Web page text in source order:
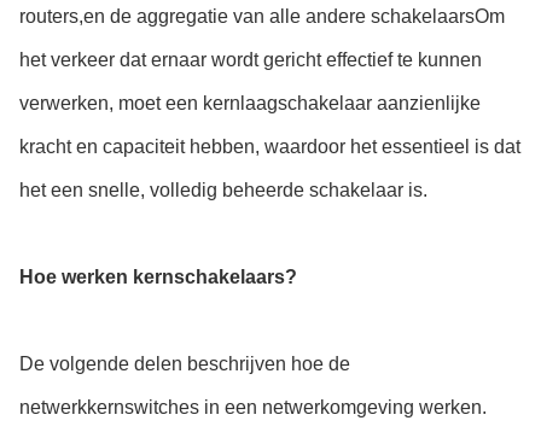
routers,en de aggregatie van alle andere schakelaarsOm
het verkeer dat ernaar wordt gericht effectief te kunnen
verwerken, moet een kernlaagschakelaar aanzienlijke
kracht en capaciteit hebben, waardoor het essentieel is dat
het een snelle, volledig beheerde schakelaar is.
Hoe werken kernschakelaars?
De volgende delen beschrijven hoe de
netwerkkernswitches in een netwerkomgeving werken.